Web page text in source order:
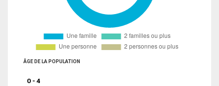
ÂGE DE LA POPULATION
0 - 4